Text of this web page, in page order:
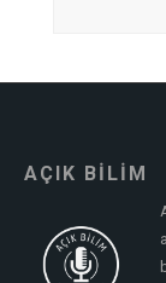
AÇIK BİLİM